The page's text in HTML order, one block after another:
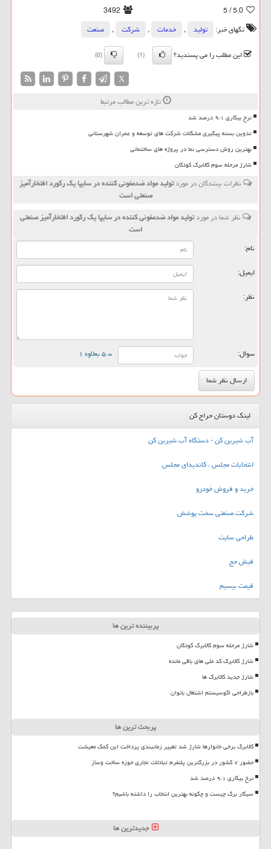
5.0
/ 5
3492
تگهای خبر:
تولید , خدمات , شركت ,
صنعت
این مطلب را می پسندید؟
(1)
(0)
X
تازه ترین مطالب مرتبط
نرخ بیکاری ۹،۱ درصد شد
تدوین بسته پیگیری مشکلات شرکت های توسعه و عمران شهرستانی
بهترین روش دسترسی نما در پروژه های ساختمانی
شارژ مرحله سوم کالابرگ کودکان
نظرات بینندگان در موردتولید مواد ضدعفونی كننده در سایپا یك ركورد افتخارآمیز
صنعتی است
نظر شما در موردتولید مواد ضدعفونی كننده در سایپا یك ركورد افتخارآمیز صنعتی
است
نام:
ایمیل:
نظر:
سوال: = ۵ بعلاوه ۱
لینک دوستان حراج کن
آب شیرین کن - دستگاه آب شیرین کن
انتخابات مجلس ، کاندیدای مجلس
خرید و فروش خودرو
شرکت صنعتی سخت پوشش
طراحی سایت
فیش حج
قیمت بیسیم
پربیننده ترین ها
شارژ مرحله سوم کالابرگ کودکان
شارژ کالابرگ کد ملی های باقی مانده
شارژ جدید کالابرگ ها
بازطراحی اکوسیستم اشتغال بانوان
پربحث ترین ها
کالابرگ برخی خانوارها شارژ شد تغییر زمانبندی پرداخت این کمک معیشت
حضور ۷ کشور در بزرگترین پلتفرم تبادلات تجاری حوزه ساخت وساز
نرخ بیکاری ۹،۱ درصد شد
سیگار برگ چیست و چگونه بهترین انتخاب را داشته باشیم؟
جدیدترین ها